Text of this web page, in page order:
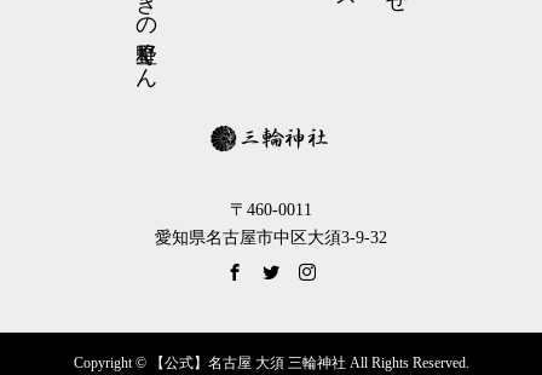
〒460-0011
愛知県名古屋市中区大須3-9-32
Copyright © 【公式】名古屋 大須 三輪神社 All Rights Reserved.